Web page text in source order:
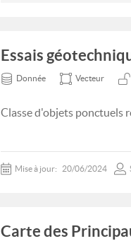
Essais
Donnée Vecteur
Classe d'objets ponctuels
Mise à jour: 20/06/2024
Carte des